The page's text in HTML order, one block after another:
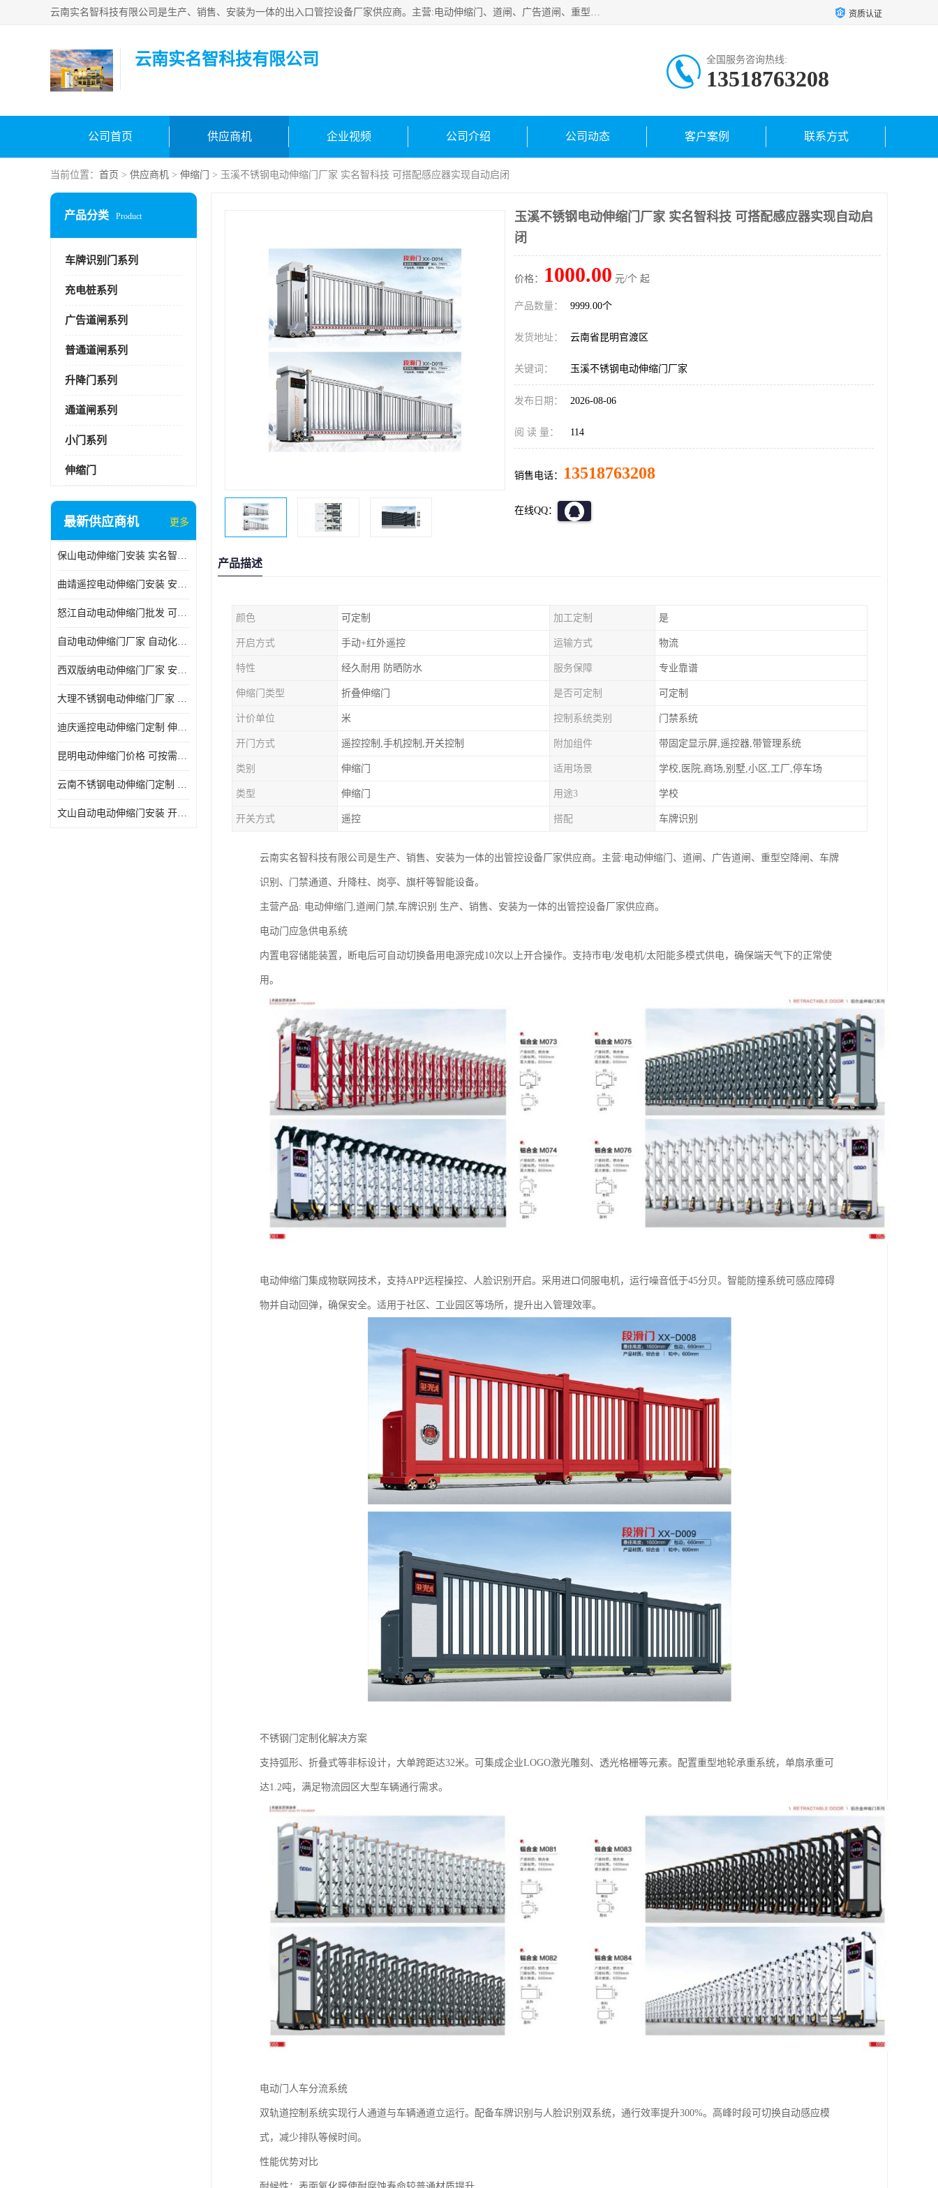
云南实名智科技有限公司是生产、销售、安装为一体的出入口管控设备厂家供应商。主营:电动伸缩门、道闸、广告道闸、重型空降闸、车牌识别、门禁通道、升降柱、岗亭、旗杆等智能设备。主营产品: 电动伸缩门,道闸门禁,车牌识别 生产、销售、安装为一体的出入口管控设备厂家源头供应商。 资质认证
云南实名智科技有限公司 全国服务咨询热线:
13518763208
公司首页 供应商机 企业视频 公司介绍 公司动态 客户案例 联系方式
当前位置： 首页 > 供应商机 > 伸缩门 > 玉溪不锈钢电动伸缩门厂家 实名智科技 可搭配感应器实现自动启闭
产品分类 Product
车牌识别门系列
充电桩系列
广告道闸系列
普通道闸系列
升降门系列
通道闸系列
小门系列
伸缩门
最新供应商机 更多
保山电动伸缩门安装 实名智科技 安全性高
曲靖遥控电动伸缩门安装 安全性高
怒江自动电动伸缩门批发 可按需定制
自动电动伸缩门厂家 自动化操作
西双版纳电动伸缩门厂家 安全性高
大理不锈钢电动伸缩门厂家 适合狭窄通道
迪庆遥控电动伸缩门定制 伸缩结构设计
昆明电动伸缩门价格 可按需定制
云南不锈钢电动伸缩门定制 自动化操作
文山自动电动伸缩门安装 开启后占用空间小
玉溪不锈钢电动伸缩门厂家 实名智科技 可搭配感应器实现自动启
闭
价格： 1000.00 元/个 起
产品数量： 9999.00个
发货地址： 云南省昆明官渡区
关键词： 玉溪不锈钢电动伸缩门厂家
发布日期： 2026-08-06
阅 读 量： 114
销售电话： 13518763208
在线QQ：
产品描述
颜色 可定制 加工定制 是
开启方式 手动+红外遥控 运输方式 物流
特性 经久耐用 防晒防水 服务保障 专业靠谱
伸缩门类型 折叠伸缩门 是否可定制 可定制
计价单位 米 控制系统类别 门禁系统
开门方式 遥控控制,手机控制,开关控制 附加组件 带固定显示屏,遥控器,带管理系统
类别 伸缩门 适用场景 学校,医院,商场,别墅,小区,工厂,停车场
类型 伸缩门 用途3 学校
开关方式 遥控 搭配 车牌识别
云南实名智科技有限公司是生产、销售、安装为一体的出管控设备厂家供应商。主营:电动伸缩门、道闸、广告道闸、重型空降闸、车牌
识别、门禁通道、升降柱、岗亭、旗杆等智能设备。
主营产品: 电动伸缩门,道闸门禁,车牌识别 生产、销售、安装为一体的出管控设备厂家供应商。
电动门应急供电系统‌
内置电容储能装置，断电后可自动切换备用电源完成10次以上开合操作。支持市电/发电机/太阳能多模式供电，确保端天气下的正常使
用。
电动伸缩门集成物联网技术，支持APP远程操控、人脸识别开启。采用进口伺服电机，运行噪音低于45分贝。智能防撞系统可感应障碍
物并自动回弹，确保安全。适用于社区、工业园区等场所，提升出入管理效率。
不锈钢门定制化解决方案‌
支持弧形、折叠式等非标设计，大单跨距达32米。可集成企业LOGO激光雕刻、透光格栅等元素。配置重型地轮承重系统，单扇承重可
达1.2吨，满足物流园区大型车辆通行需求。
电动门人车分流系统‌
双轨道控制系统实现行人通道与车辆通道立运行。配备车牌识别与人脸识别双系统，通行效率提升300%。高峰时段可切换自动感应模
式，减少排队等候时间。
性能优势对比